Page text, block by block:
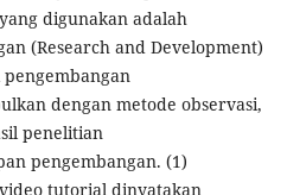
digunakan adalah
(Research and Development)
dengan metode observasi,
penelitian
pengembangan. (1)
tutorial dinyatakan